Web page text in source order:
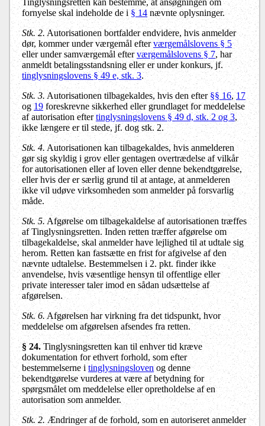
Tinglysningsretten kan bestemme, at ansøgningen om
fornyelse skal indeholde de i§ 14nævnte oplysninger.
Stk. 2. Autorisationen bortfalder endvidere, hvis anmelder
dør, kommer under værgemål efterværgemålslovens § 5
eller under samværgemål efterværgemålslovens § 7, har
anmeldt betalingsstandsning eller er under konkurs, jf.
tinglysningslovens § 49 e, stk. 3.
Stk. 3. Autorisationen tilbagekaldes, hvis den efter§§ 16,17
og 19 foreskrevne sikkerhed eller grundlaget for meddelelse
af autorisation eftertinglysningslovens § 49 d, stk. 2 og 3,
ikke længere er til stede, jf. dog stk. 2.
Stk. 4. Autorisationen kan tilbagekaldes, hvis anmelderen
gør sig skyldig i grov eller gentagen overtrædelse af vilkår
for autorisationen eller af loven eller denne bekendtgørelse,
eller hvis der er særlig grund til at antage, at anmelderen
ikke vil udøve virksomheden som anmelder på forsvarlig
måde.
Stk. 5.Afgørelse om tilbagekaldelse af autorisationen træffes
af Tinglysningsretten. Inden retten træffer afgørelse om
tilbagekaldelse, skal anmelder have lejlighed til at udtale sig
herom. Retten kan fastsætte en frist for afgivelse af den
nævnte udtalelse. Bestemmelsen i 2. pkt. finder ikke
anvendelse, hvis væsentlige hensyn til offentlige eller
private interesser taler imod en sådan udsættelse af
afgørelsen.
Stk. 6.Afgørelsen har virkning fra det tidspunkt, hvor
meddelelse om afgørelsen afsendes fra retten.
§ 24.Tinglysningsretten kan til enhver tid kræve
dokumentation for ethvert forhold, som efter
bestemmelserne i tinglysningslovenog denne
bekendtgørelse vurderes at være af betydning for
spørgsmålet om meddelelse eller opretholdelse af en
autorisation som anmelder.
Stk. 2. Ændringer af de forhold, som en autoriseret anmelder